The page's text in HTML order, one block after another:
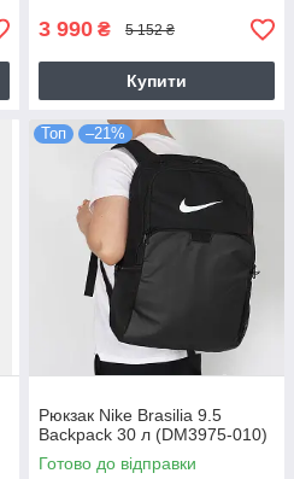
3 990 ₴ 5 152 ₴
Купити
Топ –21%
Рюкзак Nike Brasilia 9.5
Backpack 30 л (DM3975-010)
Готово до відправки